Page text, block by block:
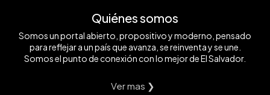
Quiénes somos
Somos un portal abierto, propositivo y moderno, pensado
para reflejar a un país que avanza, se reinventa y se une.
Somos el punto de conexión con lo mejor de El Salvador.
Ver mas ❯